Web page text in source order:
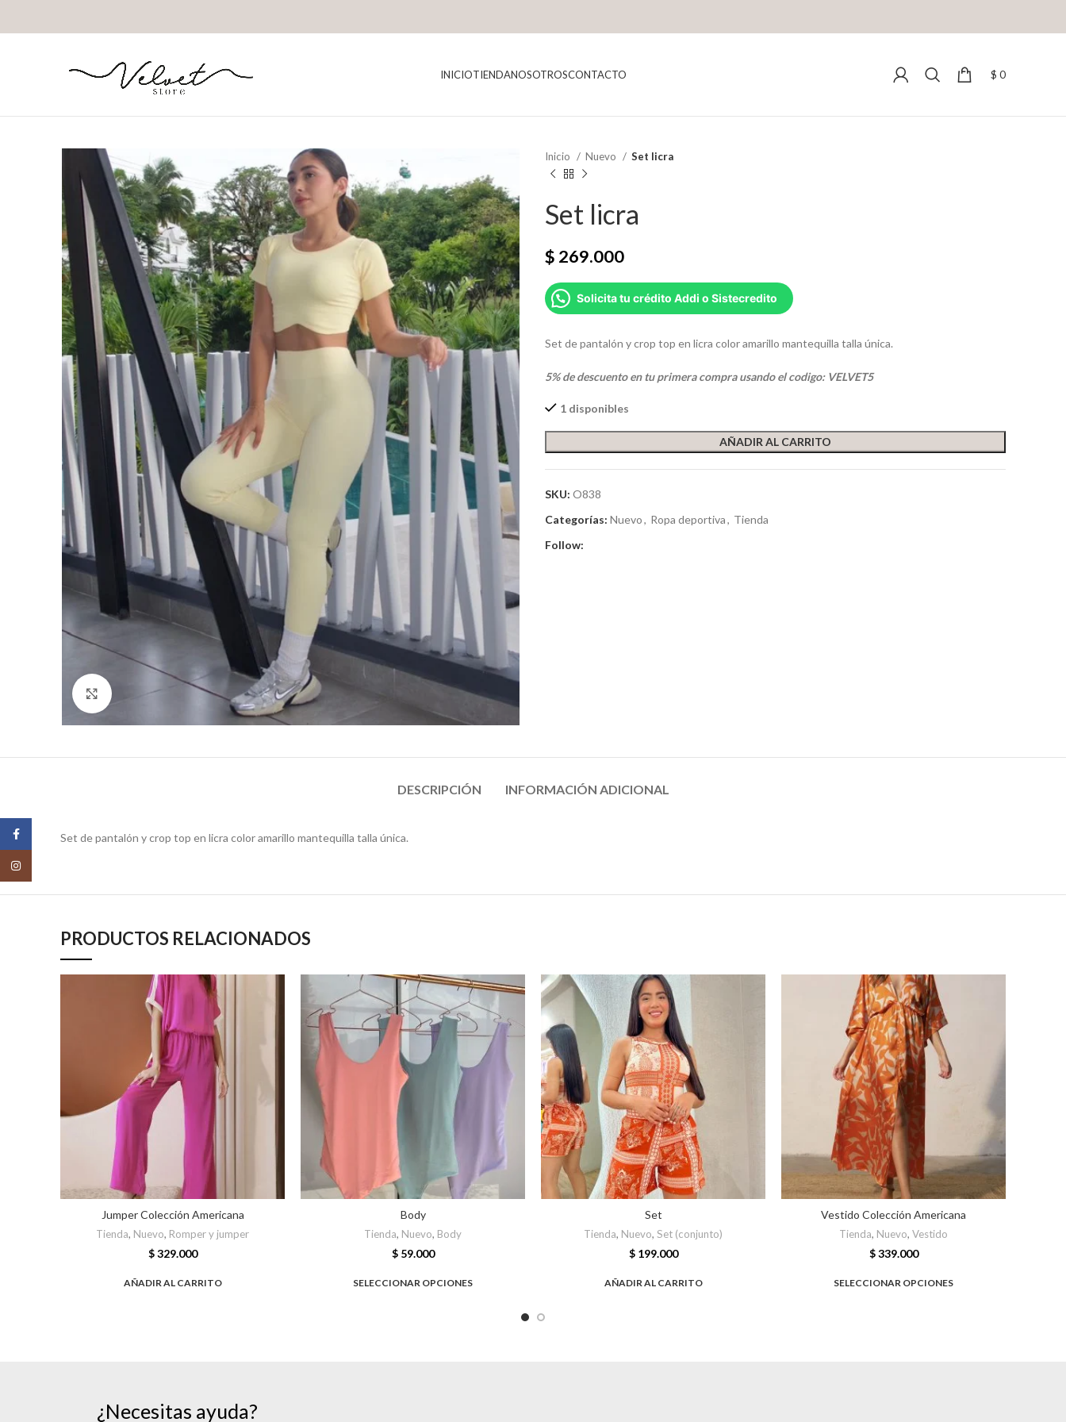
INICIOTIENDANOSOTROSCONTACTO $ 0
Click para agrandar
Inicio Nuevo Set licra
Set licra
$ 269.000
Solicita tu crédito Addi o Sistecredito
Set de pantalón y crop top en licra color amarillo mantequilla talla única.
5% de descuento en tu primera compra usando el codigo: VELVET5
1 disponibles
AÑADIR AL CARRITO
SKU: O838
Categorías: Nuevo, Ropa deportiva, Tienda
Follow:
DESCRIPCIÓN INFORMACIÓN ADICIONAL
Set de pantalón y crop top en licra color amarillo mantequilla talla única.
PRODUCTOS RELACIONADOS
Jumper Colección Americana
Tienda, Nuevo, Romper y jumper
$329.000
AÑADIR AL CARRITO
Body
Tienda, Nuevo, Body
$59.000
SELECCIONAR OPCIONES
Set
Tienda, Nuevo, Set (conjunto)
$199.000
AÑADIR AL CARRITO
Vestido Colección Americana
Tienda, Nuevo, Vestido
$339.000
SELECCIONAR OPCIONES
¿Necesitas ayuda?
Facebook